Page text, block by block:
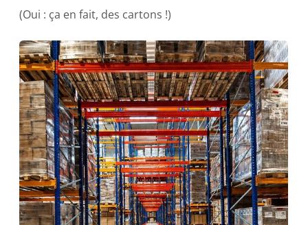
(Oui : ça en fait, des cartons !)